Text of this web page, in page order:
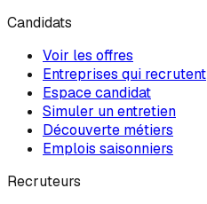
Candidats
Voir les offres
Entreprises qui recrutent
Espace candidat
Simuler un entretien
Découverte métiers
Emplois saisonniers
Recruteurs